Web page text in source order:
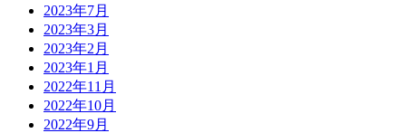
2023年7月
2023年3月
2023年2月
2023年1月
2022年11月
2022年10月
2022年9月